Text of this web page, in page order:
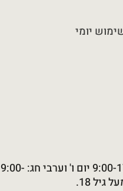
יומי
שעות פעילות : ימים א' - ה': 9:00-17:00 יום ו' וערבי חג: 9:00-